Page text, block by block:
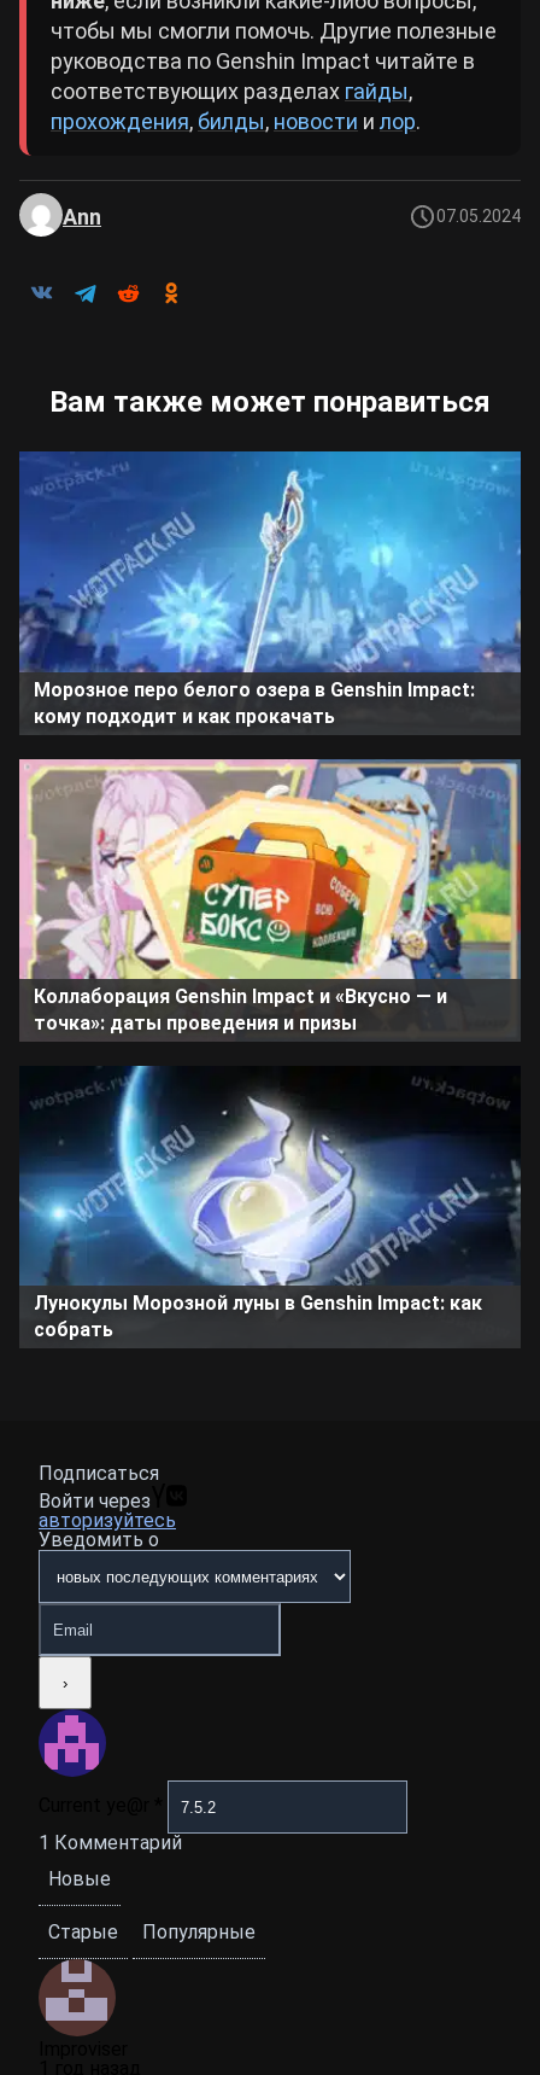
чтобы мы смогли помочь. Другие полезные
руководства по Genshin Impact читайте в
соответствующих разделах гайды,
прохождения, билды, новости и лор.
Ann 07.05.2024
Вам также может понравиться
Морозное перо белого озера в Genshin Impact:
кому подходит и как прокачать
Коллаборация Genshin Impact и «Вкусно — и
точка»: даты проведения и призы
Лунокулы Морозной луны в Genshin Impact: как
собрать
Подписаться
Войти через
авторизуйтесь
Уведомить о
1 Комментарий
Новые
Старые Популярные